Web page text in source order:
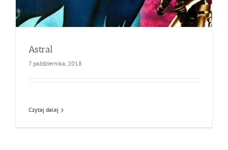
Astral
7 października, 2018
Czytaj dalej